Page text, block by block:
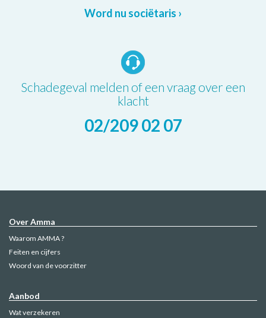
Word nu sociëtaris ›
Schadegeval melden of een vraag over een
klacht
02/209 02 07
Over Amma
Waarom AMMA ?
Feiten en cijfers
Woord van de voorzitter
Aanbod
Wat verzekeren